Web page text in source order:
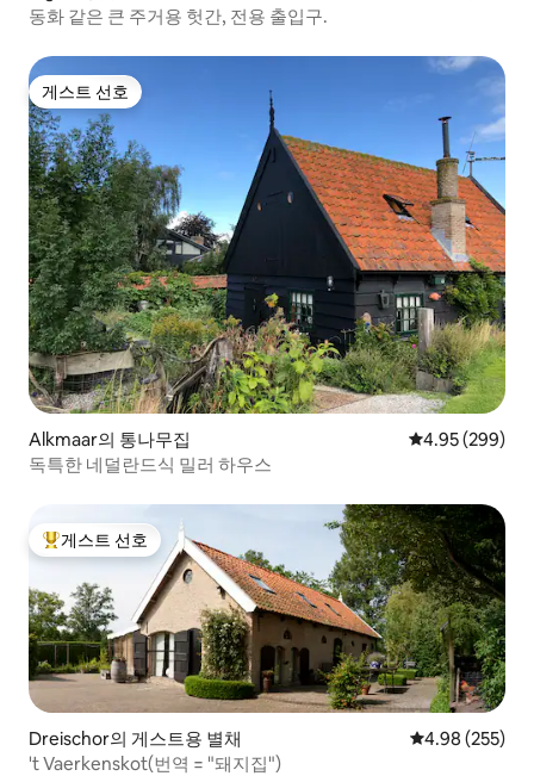
동화 같은 큰 주거용 헛간, 전용 출입구.
게스트 선호
게스트 선호
Alkmaar의 통나무집 평점 4.95점(5
4.95 (299)
독특한 네덜란드식 밀러 하우스
상위 게스트 선호
게스트 선호
Dreischor의 게스트용 별채 평점 4.98점(5
4.98 (255)
't Vaerkenskot(번역 = "돼지집")